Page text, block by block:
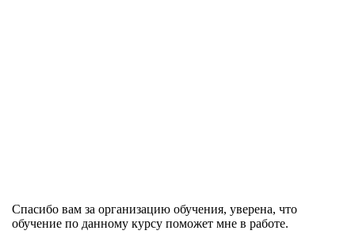
Спасибо вам за организацию обучения, уверена, что
обучение по данному курсу поможет мне в работе.